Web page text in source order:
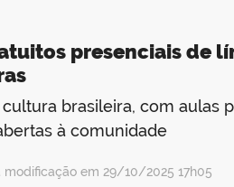
presenciais de
brasileira, com aulas
à comunidade
em 29/10/2025 17h05